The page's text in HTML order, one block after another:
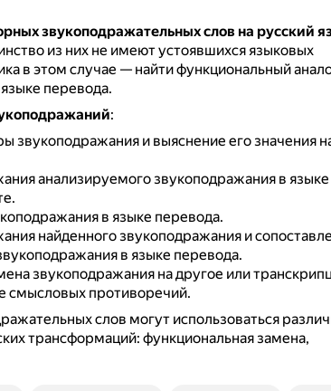
звукоподражательных слов на русский
из них не имеют устоявшихся языковых
в этом случае — найти функциональный
перевода.
:
звукоподражания и выяснение его значения
анализируемого звукоподражания в языке
в языке перевода.
найденного звукоподражания и
в языке перевода.
звукоподражания на другое или
смысловых противоречий.
слов могут использоваться
трансформаций: функциональная замена,